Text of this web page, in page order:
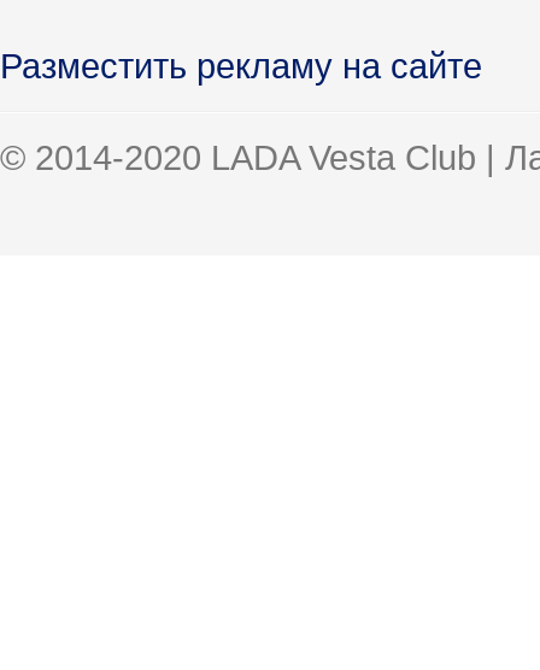
Разместить рекламу на сайте
© 2014-2020 LADA Vesta Club |